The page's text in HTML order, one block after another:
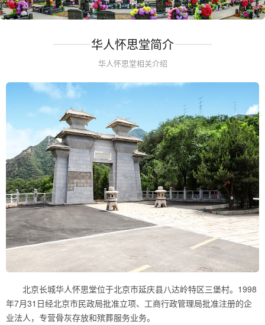
华人怀思堂简介
华人怀思堂相关介绍
北京长城华人怀思堂位于北京市延庆县八达岭特区三堡村。1998
年7月31日经北京市民政局批准立项、工商行政管理局批准注册的企
业法人，专营骨灰存放和殡葬服务业务。